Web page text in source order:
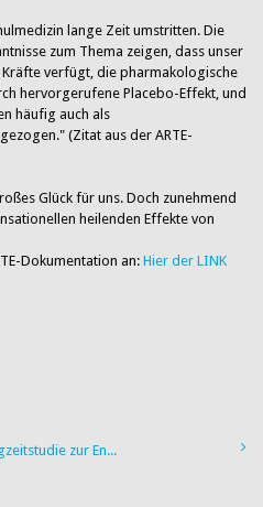
lange Zeit umstritten. Die
zum Thema zeigen, dass unser
verfügt, die pharmakologische
hervorgerufene Placebo-Effekt, und
häufig auch als
(Zitat aus der ARTE-
Glück für uns. Doch zunehmend
heilenden Effekte von
Dokumentation an: Hier der LINK
zur En...